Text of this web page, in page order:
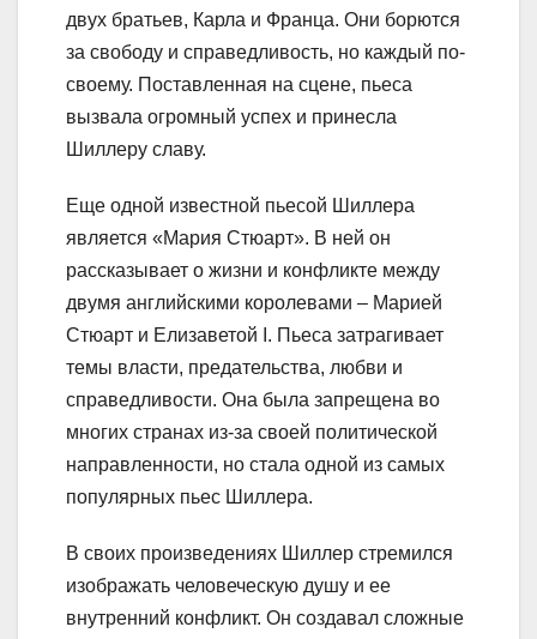
двух братьев, Карла и Франца. Они борются
за свободу и справедливость, но каждый по-
своему. Поставленная на сцене, пьеса
вызвала огромный успех и принесла
Шиллеру славу.
Еще одной известной пьесой Шиллера
является «Мария Стюарт». В ней он
рассказывает о жизни и конфликте между
двумя английскими королевами – Марией
Стюарт и Елизаветой I. Пьеса затрагивает
темы власти, предательства, любви и
справедливости. Она была запрещена во
многих странах из-за своей политической
направленности, но стала одной из самых
популярных пьес Шиллера.
В своих произведениях Шиллер стремился
изображать человеческую душу и ее
внутренний конфликт. Он создавал сложные